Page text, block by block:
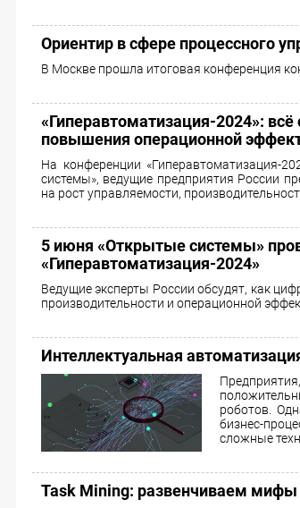
Ориентир в сфере процессного
В Москве прошла итоговая конференция
«Гиперавтоматизация-2024»:
повышения операционной
На конференции «Гиперавтоматизация-
системы», ведущие предприятия России
на рост управляемости,
5 июня «Открытые системы»
«Гиперавтоматизация-2024»
Ведущие эксперты России обсудят, как
производительности и операционной
Интеллектуальная
роботов.
бизнес-
сложные
Task Mining: развенчиваем мифы